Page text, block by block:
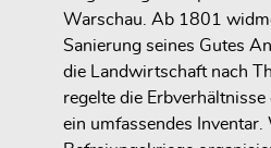
Warschau. Ab 1801
Sanierung seines Gutes
die Landwirtschaft nach
regelte die
ein umfassendes Inventar.